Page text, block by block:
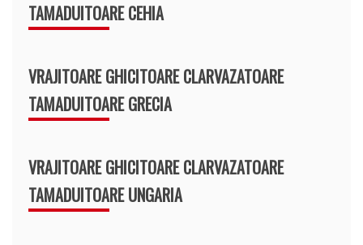
TAMADUITOARE CEHIA
VRAJITOARE GHICITOARE CLARVAZATOARE
TAMADUITOARE GRECIA
VRAJITOARE GHICITOARE CLARVAZATOARE
TAMADUITOARE UNGARIA